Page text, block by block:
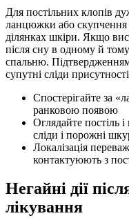
Для постільних клопів
ланцюжки або скупчення
ділянках шкіри. Якщо
після сну в одному й
спальню.
супутні сліди
Спостерігайте за
ранковою появою
Оглядайте постіль
сліди і порожні
Локалізація
контактуюють з
Негайні дії
лікування